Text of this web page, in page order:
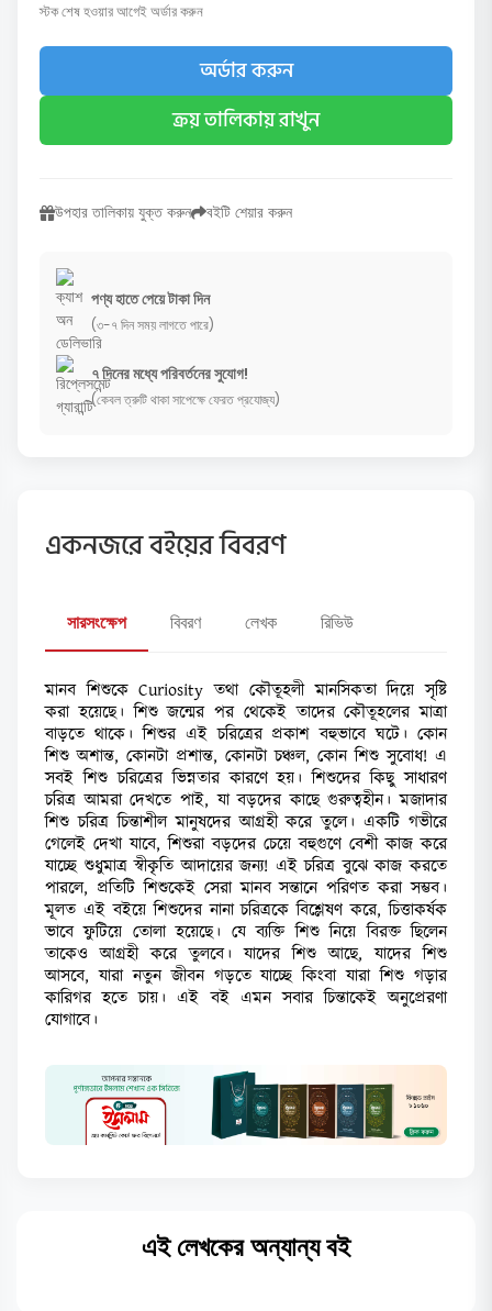
স্টক শেষ হওয়ার আগেই অর্ডার করুন
অর্ডার করুন
ক্রয় তালিকায় রাখুন
উপহার তালিকায় যুক্ত করুন বইটি শেয়ার করুন
পণ্য হাতে পেয়ে টাকা দিন
(৩-৭ দিন সময় লাগতে পারে)
৭ দিনের মধ্যে পরিবর্তনের সুযোগ!
(কেবল ত্রুটি থাকা সাপেক্ষে ফেরত প্রযোজ্য)
একনজরে বইয়ের বিবরণ
সারসংক্ষেপ বিবরণ লেখক রিভিউ
মানব শিশুকে Curiosity তথা কৌতূহলী মানসিকতা দিয়ে সৃষ্টি
করা হয়েছে। শিশু জন্মের পর থেকেই তাদের কৌতূহলের মাত্রা
বাড়তে থাকে। শিশুর এই চরিত্রের প্রকাশ বহুভাবে ঘটে। কোন
শিশু অশান্ত, কোনটা প্রশান্ত, কোনটা চঞ্চল, কোন শিশু সুবোধ! এ
সবই শিশু চরিত্রের ভিন্নতার কারণে হয়। শিশুদের কিছু সাধারণ
চরিত্র আমরা দেখতে পাই, যা বড়দের কাছে গুরুত্বহীন। মজাদার
শিশু চরিত্র চিন্তাশীল মানুষদের আগ্রহী করে তুলে। একটি গভীরে
গেলেই দেখা যাবে, শিশুরা বড়দের চেয়ে বহুগুণে বেশী কাজ করে
যাচ্ছে শুধুমাত্র স্বীকৃতি আদায়ের জন্য! এই চরিত্র বুঝে কাজ করতে
পারলে, প্রতিটি শিশুকেই সেরা মানব সন্তানে পরিণত করা সম্ভব।
মূলত এই বইয়ে শিশুদের নানা চরিত্রকে বিশ্লেষণ করে, চিত্তাকর্ষক
ভাবে ফুটিয়ে তোলা হয়েছে। যে ব্যক্তি শিশু নিয়ে বিরক্ত ছিলেন
তাকেও আগ্রহী করে তুলবে। যাদের শিশু আছে, যাদের শিশু
আসবে, যারা নতুন জীবন গড়তে যাচ্ছে কিংবা যারা শিশু গড়ার
কারিগর হতে চায়। এই বই এমন সবার চিন্তাকেই অনুপ্রেরণা
যোগাবে।
এই লেখকের অন্যান্য বই